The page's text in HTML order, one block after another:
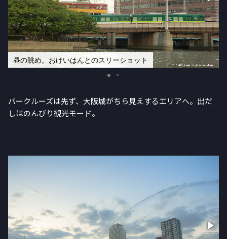
昼の眺め。おけいはんとのスリーショット
バークルーズは先ず、大阪城がちら見えするエリアへ。出だ
しはのんびり観光モード。